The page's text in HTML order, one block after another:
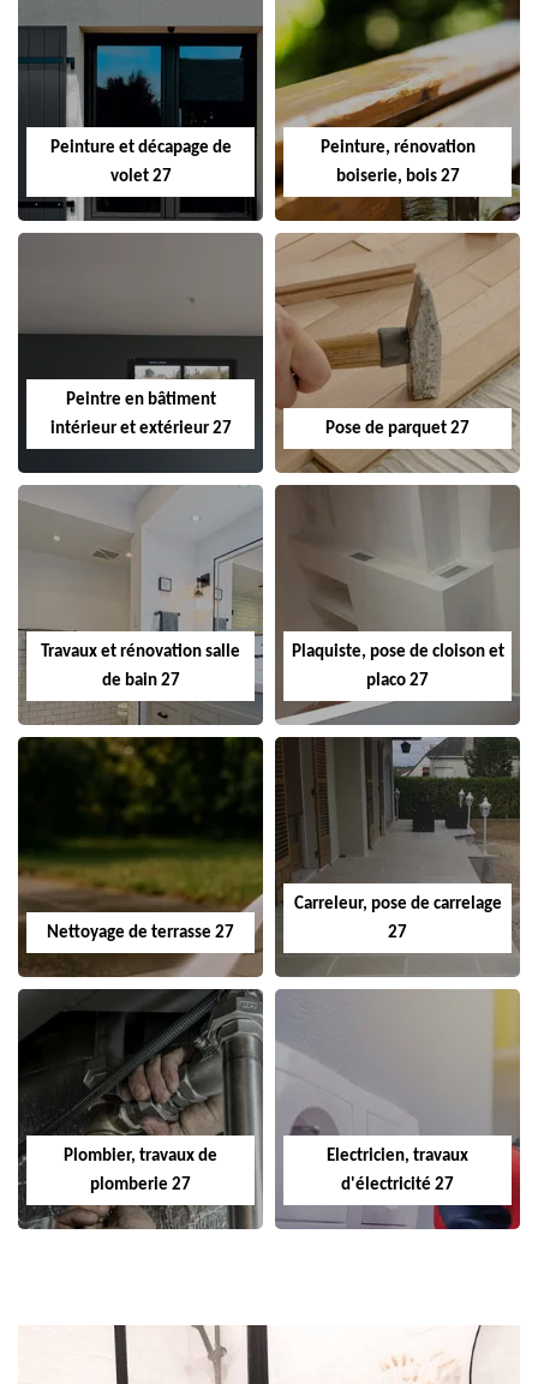
Peinture et décapage de
volet 27
Peinture, rénovation
boiserie, bois 27
Peintre en bâtiment
intérieur et extérieur 27
Pose de parquet 27
Travaux et rénovation salle
de bain 27
Plaquiste, pose de cloison et
placo 27
Nettoyage de terrasse 27
Carreleur, pose de carrelage
27
Plombier, travaux de
plomberie 27
Electricien, travaux
d'électricité 27